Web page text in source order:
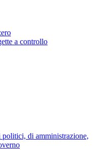
a controllo
di amministrazione,